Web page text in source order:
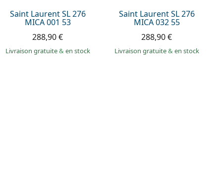
Saint Laurent SL 276
MICA 001 53
288,90 €
Livraison gratuite& en stock
Saint Laurent SL 276
MICA 032 55
288,90 €
Livraison gratuite& en stock